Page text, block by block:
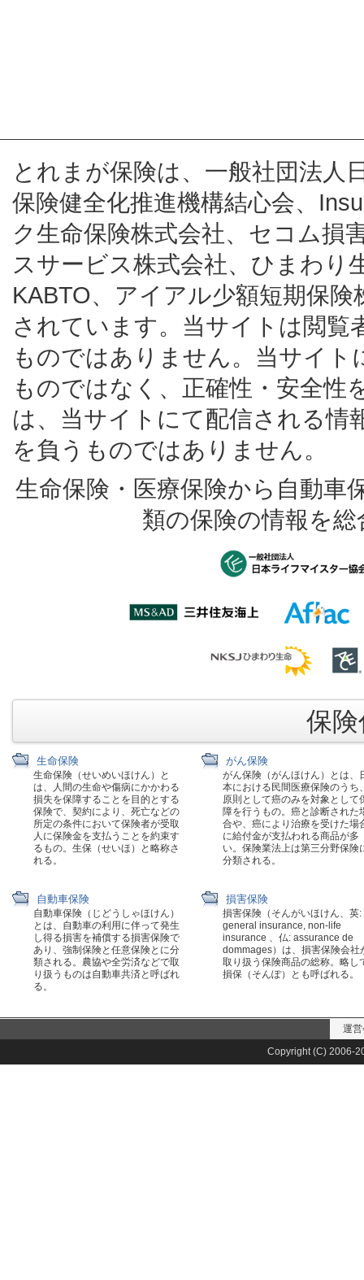
とれまが保険は、一般社団法人
保険健全化推進機構結心会、
ク生命保険株式会社、セコム損
スサービス株式会社、ひまわり
KABTO、アイアル少額短期保
されています。当サイトは閲覧
ものではありません。当サイ
ものではなく、正確性・安全性
は、当サイトにて配信される情
を負うものではありません。
生命保険・医療保険から自動車
類の保険の情報を
保
生命保険
生命保険（せいめいほけん）と
は、人間の生命や傷病にかかわる
損失を保障することを目的とする
保険で、契約により、死亡などの
所定の条件において保険者が受取
人に保険金を支払うことを約束す
るもの。生保（せいほ）と略称さ
れる。
がん保険
がん保険（がんほけん）とは、
本における民間医療保険のうち
原則として癌のみを対象として
障を行うもの。癌と診断された
合や、癌により治療を受けた場
に給付金が支払われる商品が多
い。保険業法上は第三分野保険
分類される。
自動車保険
自動車保険（じどうしゃほけん）
とは、自動車の利用に伴って発生
し得る損害を補償する損害保険で
あり、強制保険と任意保険とに分
類される。農協や全労済などで取
り扱うものは自動車共済と呼ばれ
る。
損害保険
損害保険（そんがいほけん、英:
general insurance, non-life
insurance 、仏: assurance de
dommages）は、損害保険会社
取り扱う保険商品の総称。略し
損保（そんぽ）とも呼ばれる。
運
Copyright (C) 2006-